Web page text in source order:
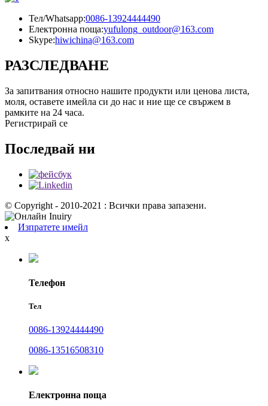
Тел/Whatsapp:0086-13924444490
Електронна поща:yufulong_outdoor@163.com
Skype:hiwichina@163.com
РАЗСЛЕДВАНЕ
За запитвания относно нашите продукти или ценова листа,
моля, оставете имейла си до нас и ние ще се свържем в
рамките на 24 часа.
Регистрирай се
Последвай ни
© Copyright - 2010-2021 : Всички права запазени.
Изпратете имейл
x
Телефон
Тел
0086-13924444490
0086-13516508310
Електронна поща